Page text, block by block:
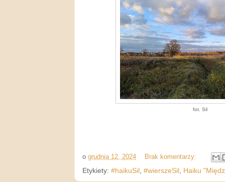
fot. Sil
o grudnia 12, 2024
Brak komentarzy:
Etykiety: #haikuSil , #wierszeSil , Haiku